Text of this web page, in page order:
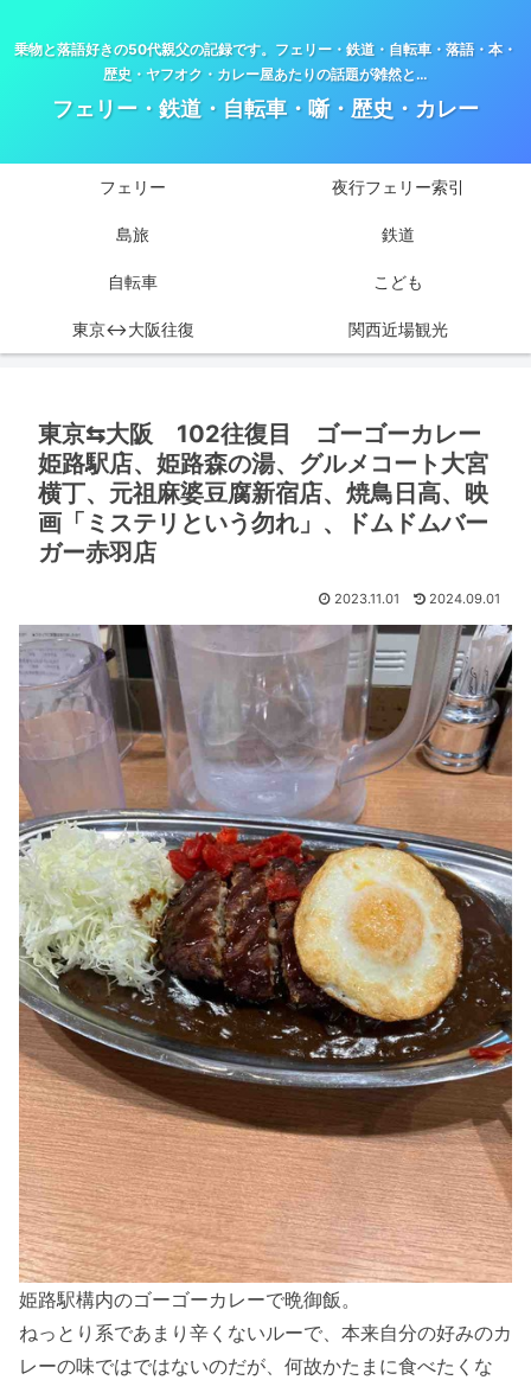
乗物と落語好きの50代親父の記録です。フェリー・鉄道・自転車・落語・本・
歴史・ヤフオク・カレー屋あたりの話題が雑然と…
フェリー・鉄道・自転車・噺・歴史・カレー
フェリー 夜行フェリー索引
島旅 鉄道
自転車 こども
東京↔大阪往復 関西近場観光
東京⇆大阪 102往復目 ゴーゴーカレー
姫路駅店、姫路森の湯、グルメコート大宮
横丁、元祖麻婆豆腐新宿店、焼鳥日高、映
画「ミステリという勿れ」、ドムドムバー
ガー赤羽店
2023.11.01 2024.09.01
姫路駅構内のゴーゴーカレーで晩御飯。
ねっとり系であまり辛くないルーで、本来自分の好みのカ
レーの味ではではないのだが、何故かたまに食べたくな